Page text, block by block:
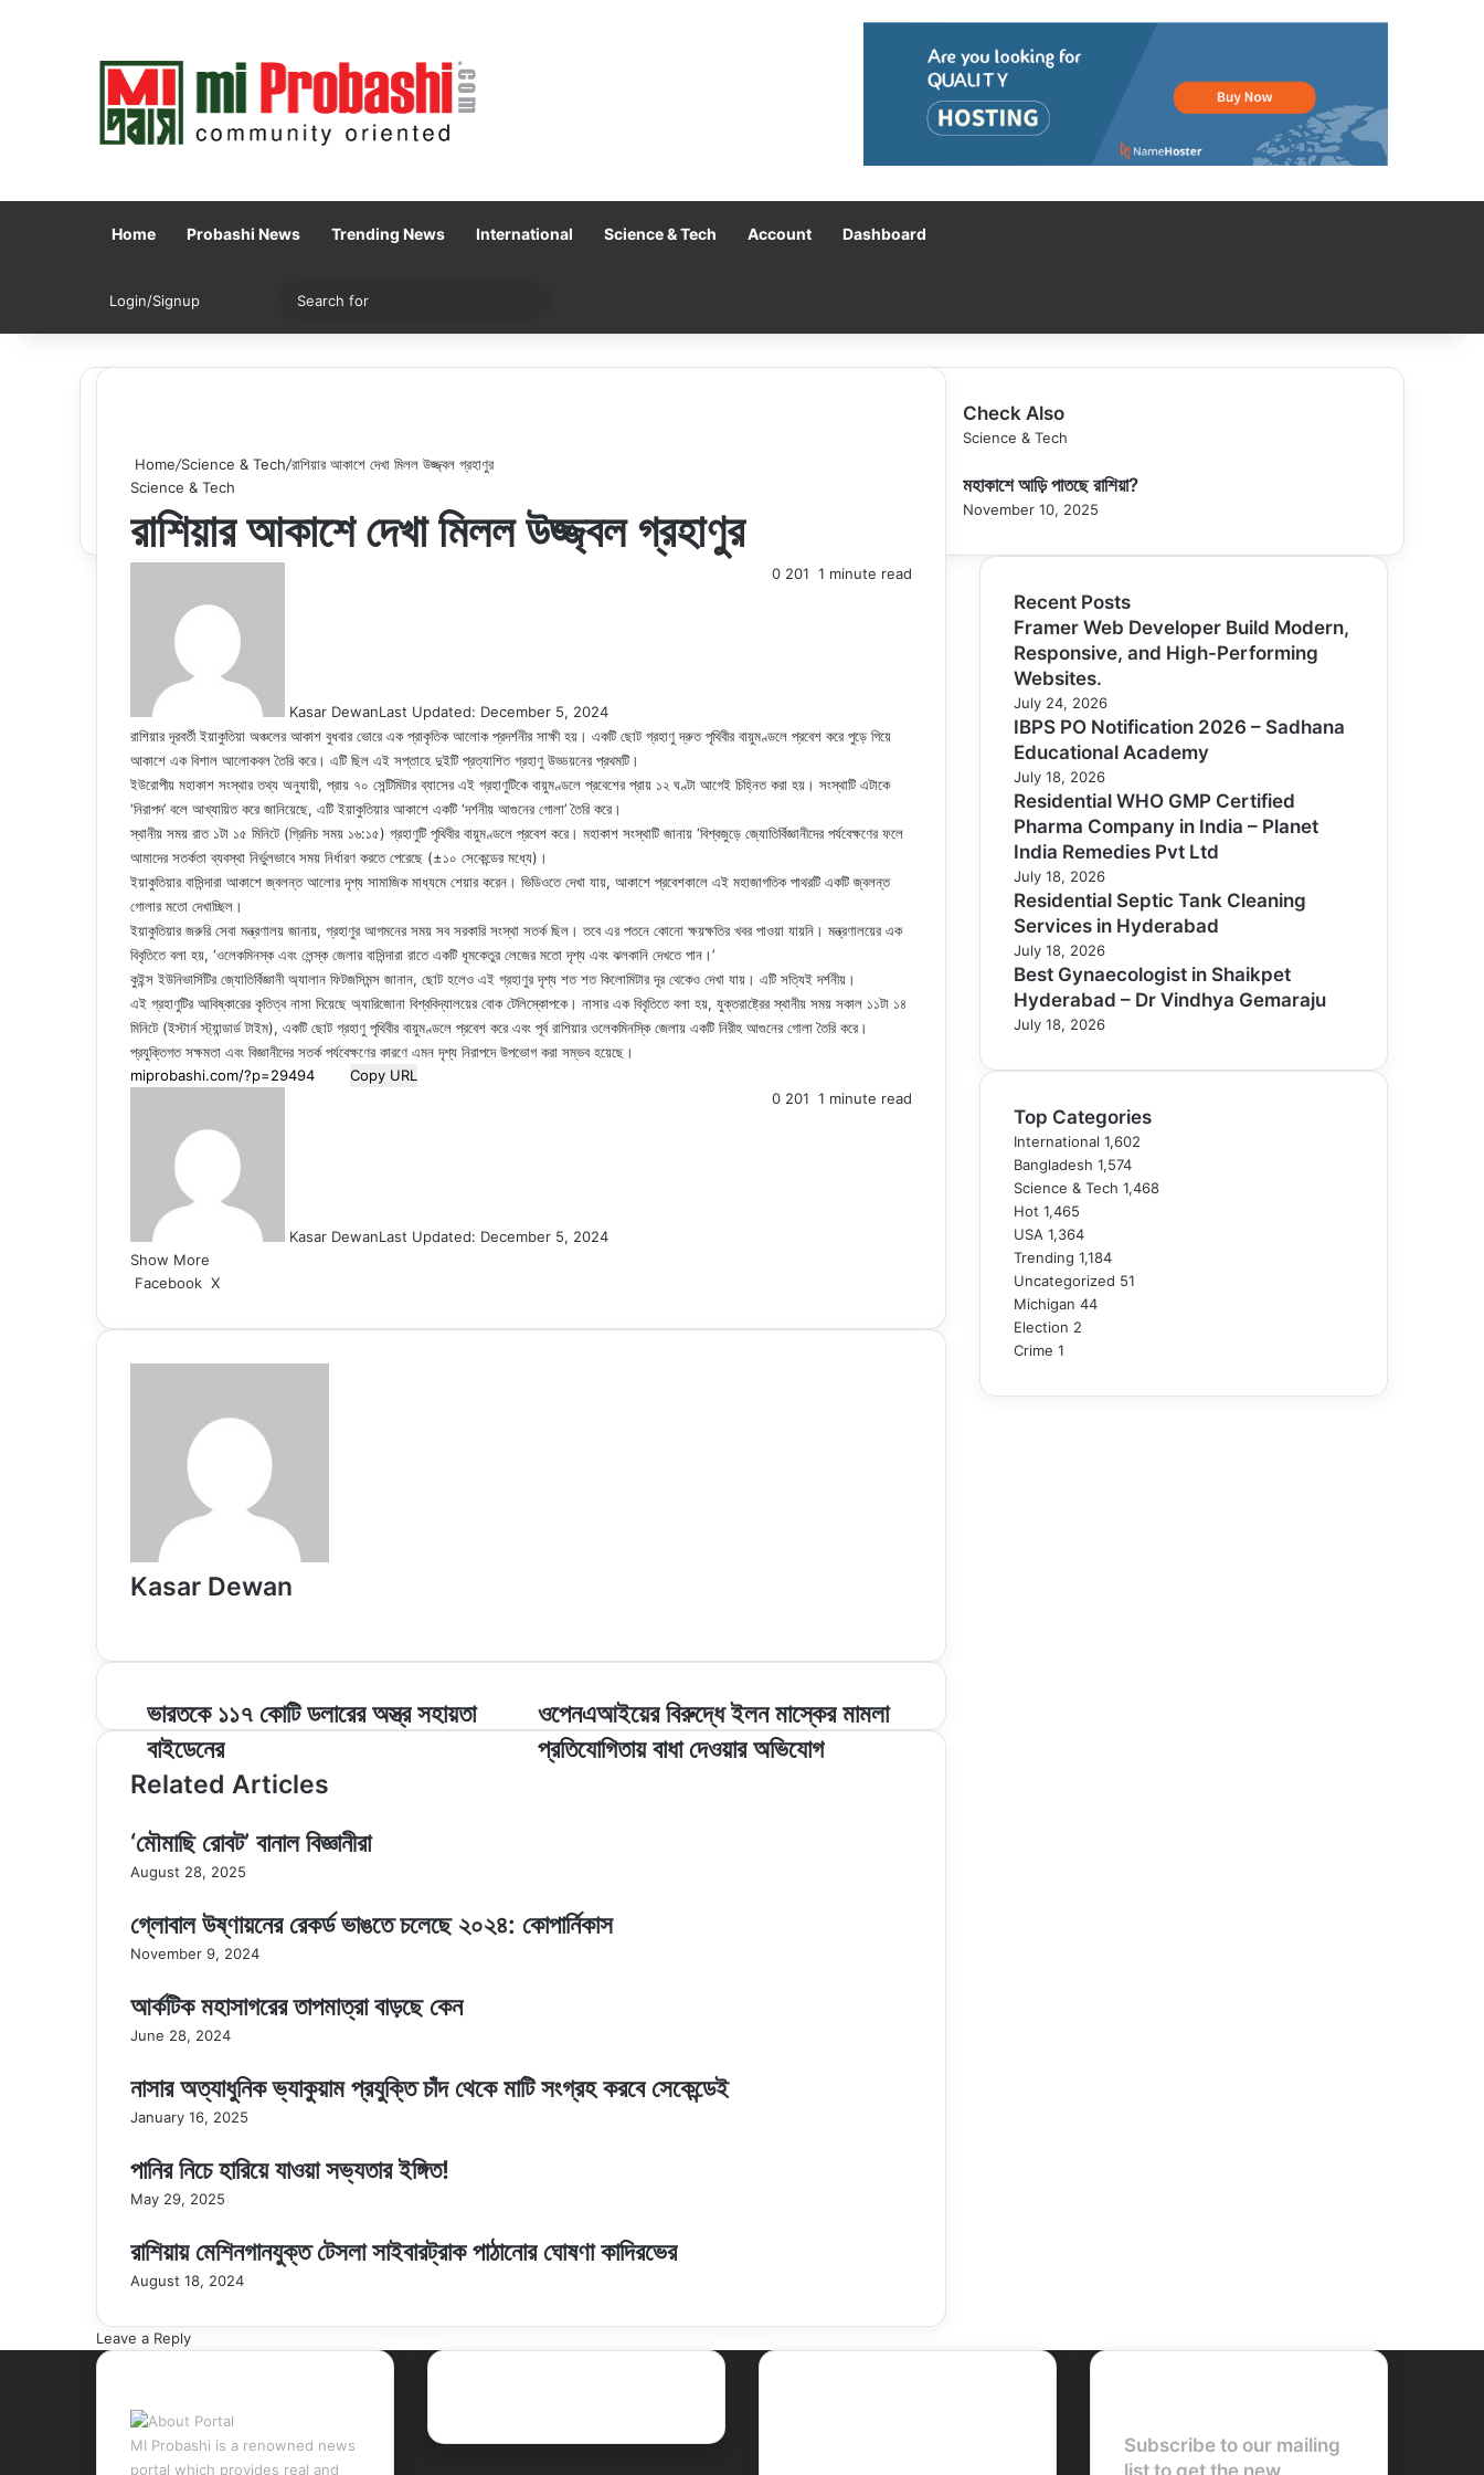
Home Probashi News Trending News International Science & Tech Account Dashboard
Login/Signup Switch skin
for
Home/Science & Tech/রাশিয়ার আকাশে দেখা মিলল উজ্জ্বল গ্রহাণুর
Science & Tech
রাশিয়ার আকাশে দেখা মিলল উজ্জ্বল গ্রহাণুর
Kasar DewanLast Updated: December 5, 2024
0 201 1 minute read
রাশিয়ার দূরবর্তী ইয়াকুতিয়া অঞ্চলের আকাশ বুধবার ভোরে এক প্রাকৃতিক আলোক প্রদর্শনীর সাক্ষী হয়। একটি ছোট গ্রহাণু দ্রুত পৃথিবীর বায়ুমণ্ডলে প্রবেশ করে পুড়ে গিয়ে
আকাশে এক বিশাল আলোকবল তৈরি করে। এটি ছিল এই সপ্তাহে দুইটি প্রত্যাশিত গ্রহাণু উড্ডয়নের প্রথমটি।
ইউরোপীয় মহাকাশ সংস্থার তথ্য অনুযায়ী, প্রায় ৭০ সেন্টিমিটার ব্যাসের এই গ্রহাণুটিকে বায়ুমণ্ডলে প্রবেশের প্রায় ১২ ঘণ্টা আগেই চিহ্নিত করা হয়। সংস্থাটি এটাকে
‘নিরাপদ’ বলে আখ্যায়িত করে জানিয়েছে, এটি ইয়াকুতিয়ার আকাশে একটি ‘দর্শনীয় আগুনের গোলা’ তৈরি করে।
স্থানীয় সময় রাত ১টা ১৫ মিনিটে (গ্রিনিচ সময় ১৬:১৫) গ্রহাণুটি পৃথিবীর বায়ুমণ্ডলে প্রবেশ করে। মহাকাশ সংস্থাটি জানায় ‘বিশ্বজুড়ে জ্যোতির্বিজ্ঞানীদের পর্যবেক্ষণের ফলে
আমাদের সতর্কতা ব্যবস্থা নির্ভুলভাবে সময় নির্ধারণ করতে পেরেছে (±১০ সেকেন্ডের মধ্যে)।
ইয়াকুতিয়ার বাসিন্দারা আকাশে জ্বলন্ত আলোর দৃশ্য সামাজিক মাধ্যমে শেয়ার করেন। ভিডিওতে দেখা যায়, আকাশে প্রবেশকালে এই মহাজাগতিক পাথরটি একটি জ্বলন্ত
গোলার মতো দেখাচ্ছিল।
ইয়াকুতিয়ার জরুরি সেবা মন্ত্রণালয় জানায়, গ্রহাণুর আগমনের সময় সব সরকারি সংস্থা সতর্ক ছিল। তবে এর পতনে কোনো ক্ষয়ক্ষতির খবর পাওয়া যায়নি। মন্ত্রণালয়ের এক
বিবৃতিতে বলা হয়, ‘ওলেকমিনস্ক এবং লেন্স্ক জেলার বাসিন্দারা রাতে একটি ধূমকেতুর লেজের মতো দৃশ্য এবং ঝলকানি দেখতে পান।’
কুইন্স ইউনিভার্সিটির জ্যোতির্বিজ্ঞানী অ্যালান ফিটজসিমন্স জানান, ছোট হলেও এই গ্রহাণুর দৃশ্য শত শত কিলোমিটার দূর থেকেও দেখা যায়। এটি সত্যিই দর্শনীয়।
এই গ্রহাণুটির আবিষ্কারের কৃতিত্ব নাসা দিয়েছে অ্যারিজোনা বিশ্ববিদ্যালয়ের বোক টেলিস্কোপকে। নাসার এক বিবৃতিতে বলা হয়, যুক্তরাষ্ট্রের স্থানীয় সময় সকাল ১১টা ১৪
মিনিটে (ইস্টার্ন স্ট্যান্ডার্ড টাইম), একটি ছোট গ্রহাণু পৃথিবীর বায়ুমণ্ডলে প্রবেশ করে এবং পূর্ব রাশিয়ার ওলেকমিনস্কি জেলায় একটি নিরীহ আগুনের গোলা তৈরি করে।
প্রযুক্তিগত সক্ষমতা এবং বিজ্ঞানীদের সতর্ক পর্যবেক্ষণের কারণে এমন দৃশ্য নিরাপদে উপভোগ করা সম্ভব হয়েছে।
Copy URL
Kasar DewanLast Updated: December 5, 2024
0 201 1 minute read
Show More
Facebook X
Email
Kasar Dewan
ভারতকে
১১৭
কোটি
ডলারের
অস্ত্র
বাইডেনের
ভারতকে ১১৭ কোটি ডলারের অস্ত্র সহায়তা
বাইডেনের
ওপেনএআইয়ের
বিরুদ্ধে
ইলন
ওপেনএআইয়ের বিরুদ্ধে ইলন মাস্কের মামলা
প্রতিযোগিতায় বাধা দেওয়ার অভিযোগ
Related Articles
‘মৌমাছি রোবট’ বানাল বিজ্ঞানীরা
August 28, 2025
গ্লোবাল উষ্ণায়নের রেকর্ড ভাঙতে চলেছে ২০২৪: কোপার্নিকাস
November 9, 2024
আর্কটিক মহাসাগরের তাপমাত্রা বাড়ছে কেন
June 28, 2024
নাসার অত্যাধুনিক ভ্যাকুয়াম প্রযুক্তি চাঁদ থেকে মাটি সংগ্রহ করবে সেকেন্ডেই
January 16, 2025
পানির নিচে হারিয়ে যাওয়া সভ্যতার ইঙ্গিত!
May 29, 2025
রাশিয়ায় মেশিনগানযুক্ত টেসলা সাইবারট্রাক পাঠানোর ঘোষণা কাদিরভের
August 18, 2024
Leave a Reply
Check Also
Close
Science & Tech
মহাকাশে আড়ি পাতছে রাশিয়া?
November 10, 2025
Recent Posts
Framer Web Developer Build Modern,
Responsive, and High-Performing
Websites.
July 24, 2026
IBPS PO Notification 2026 – Sadhana
Educational Academy
July 18, 2026
Residential WHO GMP Certified
Pharma Company in India – Planet
India Remedies Pvt Ltd
July 18, 2026
Residential Septic Tank Cleaning
Services in Hyderabad
July 18, 2026
Best Gynaecologist in Shaikpet
Hyderabad – Dr Vindhya Gemaraju
July 18, 2026
Top Categories
International 1,602
Bangladesh 1,574
Science & Tech 1,468
Hot 1,465
USA 1,364
Trending 1,184
Uncategorized 51
Michigan 44
Election 2
Crime 1
MI Probashi is a renowned news
portal which provides real and
Subscribe to our mailing
list to get the new